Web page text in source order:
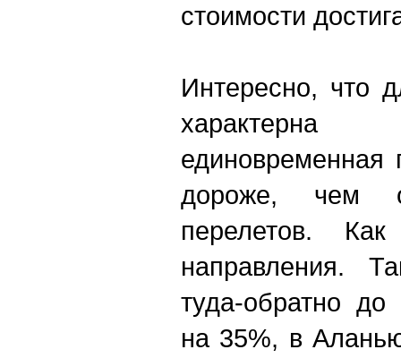
стоимости
Интересно, что
характерна
единовременная
дороже, чем
перелетов.
направления.
туда-обратно
на 35%, в